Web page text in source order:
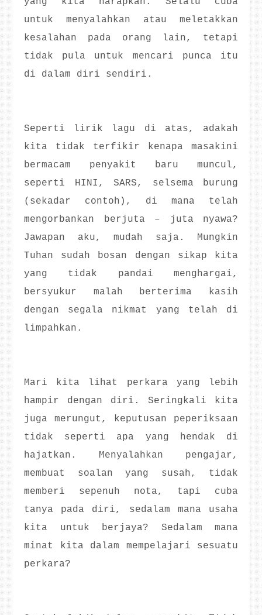
untuk menyalahkan atau meletakkan
kesalahan pada orang lain, tetapi
tidak pula untuk mencari punca itu
di dalam diri sendiri.
Seperti lirik lagu di atas, adakah
kita tidak terfikir kenapa masakini
bermacam penyakit baru muncul,
seperti HINI, SARS, selsema burung
(sekadar contoh), di mana telah
mengorbankan berjuta – juta nyawa?
Jawapan aku, mudah saja. Mungkin
Tuhan sudah bosan dengan sikap kita
yang tidak pandai menghargai,
bersyukur malah berterima kasih
dengan segala nikmat yang telah di
limpahkan.
Mari kita lihat perkara yang lebih
hampir dengan diri. Seringkali kita
juga merungut, keputusan peperiksaan
tidak seperti apa yang hendak di
hajatkan. Menyalahkan pengajar,
membuat soalan yang susah, tidak
memberi sepenuh nota, tapi cuba
tanya pada diri, sedalam mana usaha
kita untuk berjaya? Sedalam mana
minat kita dalam mempelajari sesuatu
perkara?